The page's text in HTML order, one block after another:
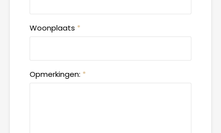
Woonplaats *
Opmerkingen: *